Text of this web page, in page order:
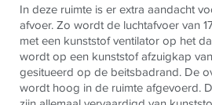
In deze ruimte is er extra aandacht
afvoer. Zo wordt de luchtafvoer van
met een kunststof ventilator op het
wordt op een kunststof afzuigkap
gesitueerd op de beitsbadrand. De
wordt hoog in de ruimte afgevoerd.